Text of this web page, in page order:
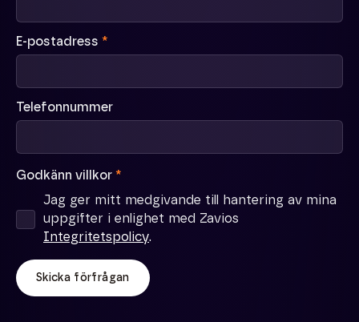
E-postadress *
Telefonnummer
Godkänn villkor *
Jag ger mitt medgivande till hantering av mina
uppgifter i enlighet med Zavios
Integritetspolicy.
Skicka förfrågan